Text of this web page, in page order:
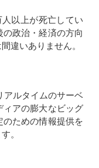
以上が死亡してい
政治・経済の方向
違いありません。
ルタイムのサーベ
ィアの膨大なビッグ
ための情報提供を
。